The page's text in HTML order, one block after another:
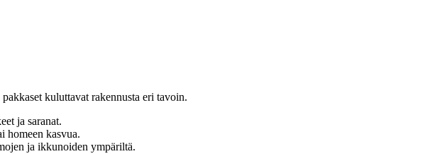
kuluttavat rakennusta eri tavoin.
ja saranat.
homeen kasvua.
ja ikkunoiden ympäriltä.